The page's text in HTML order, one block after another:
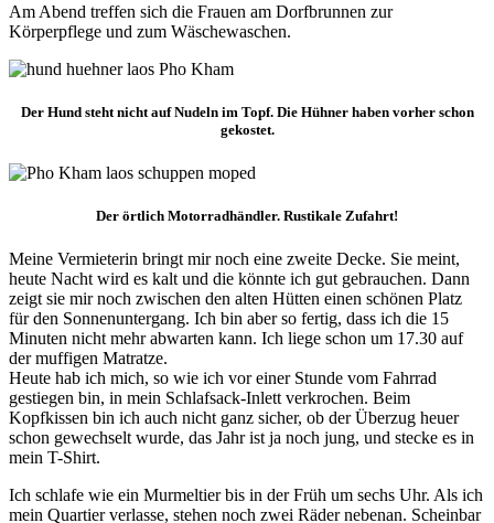
Am Abend treffen sich die Frauen am Dorfbrunnen zur
Körperpflege und zum Wäschewaschen.
Der Hund steht nicht auf Nudeln im Topf. Die Hühner haben vorher schon
gekostet.
Der örtlich Motorradhändler. Rustikale Zufahrt!
Meine Vermieterin bringt mir noch eine zweite Decke. Sie meint,
heute Nacht wird es kalt und die könnte ich gut gebrauchen. Dann
zeigt sie mir noch zwischen den alten Hütten einen schönen Platz
für den Sonnenuntergang. Ich bin aber so fertig, dass ich die 15
Minuten nicht mehr abwarten kann. Ich liege schon um 17.30 auf
der muffigen Matratze.
Heute hab ich mich, so wie ich vor einer Stunde vom Fahrrad
gestiegen bin, in mein Schlafsack-Inlett verkrochen. Beim
Kopfkissen bin ich auch nicht ganz sicher, ob der Überzug heuer
schon gewechselt wurde, das Jahr ist ja noch jung, und stecke es in
mein T-Shirt.
Ich schlafe wie ein Murmeltier bis in der Früh um sechs Uhr. Als ich
mein Quartier verlasse, stehen noch zwei Räder nebenan. Scheinbar